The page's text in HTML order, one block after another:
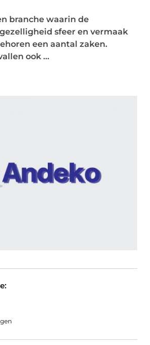
branche waarin de
sfeer en vermaak
een aantal zaken.
ook ...